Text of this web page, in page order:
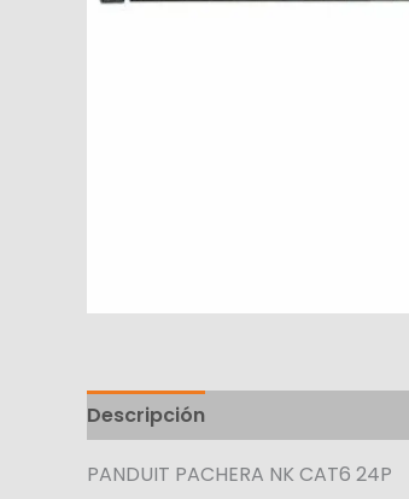
Descripción
PANDUIT PACHERA NK CAT6 24P